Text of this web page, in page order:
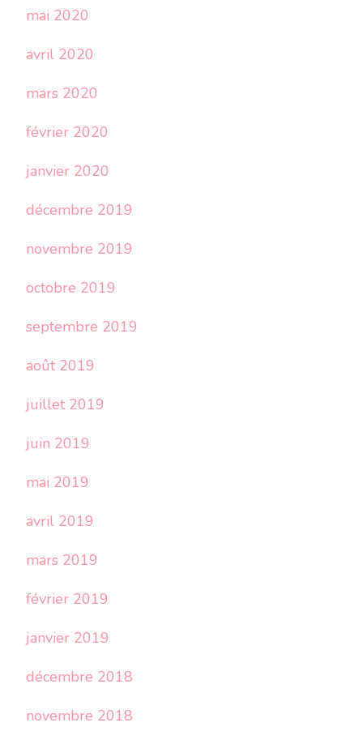
mai 2020
avril 2020
mars 2020
février 2020
janvier 2020
décembre 2019
novembre 2019
octobre 2019
septembre 2019
août 2019
juillet 2019
juin 2019
mai 2019
avril 2019
mars 2019
février 2019
janvier 2019
décembre 2018
novembre 2018